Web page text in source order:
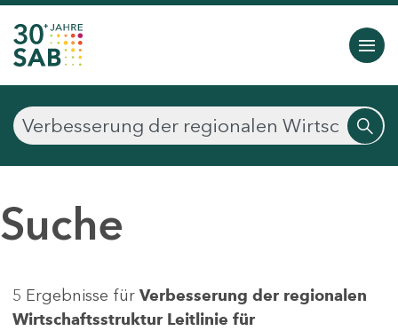
Suche
5 Ergebnisse für Verbesserung der regionalen
Wirtschaftsstruktur Leitlinie für